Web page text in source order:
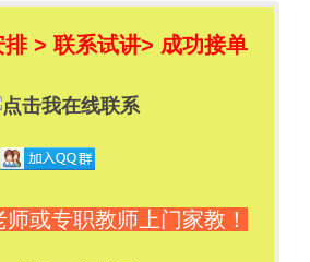
> 联系试讲> 成功接单
或专职教师上门家教！